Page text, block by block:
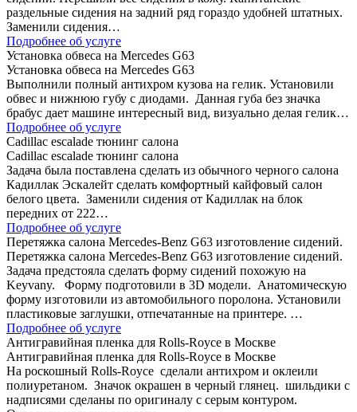
раздельные сидения на задний ряд гораздо удобней штатных.
Заменили сидения…
Подробнее об услуге
Установка обвеса на Mercedes G63
Установка обвеса на Mercedes G63
Выполнили полный антихром кузова на гелик. Установили
обвес и нижнюю губу с диодами. Данная губа без значка
брабус дает машине интересный вид, визуально делая гелик…
Подробнее об услуге
Сadillac escalade тюнинг салона
Сadillac escalade тюнинг салона
Задача была поставлена сделать из обычного черного салона
Кадиллак Эскалейт сделать комфортный кайфовый салон
белого цвета. Заменили сидения от Кадиллак на блок
передних от 222…
Подробнее об услуге
Перетяжка салона Mercedes-Benz G63 изготовление сидений.
Перетяжка салона Mercedes-Benz G63 изготовление сидений.
Задача предстояла сделать форму сидений похожую на
Keyvany. Форму подготовили в 3D модели. Анатомическую
форму изготовили из автомобильного поролона. Установили
пластиковые заглушки, отпечатанные на принтере. …
Подробнее об услуге
Антигравийная пленка для Rolls-Royce в Москве
Антигравийная пленка для Rolls-Royce в Москве
На роскошный Rolls-Royce сделали антихром и оклеили
полиуретаном. Значок окрашен в черный глянец. шильдики с
надписями сделаны по оригиналу с серым контуром.